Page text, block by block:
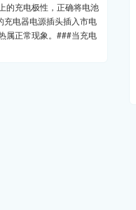
的充电极性，正确将电池
电器电源插头插入市电
属正常现象。###当充电